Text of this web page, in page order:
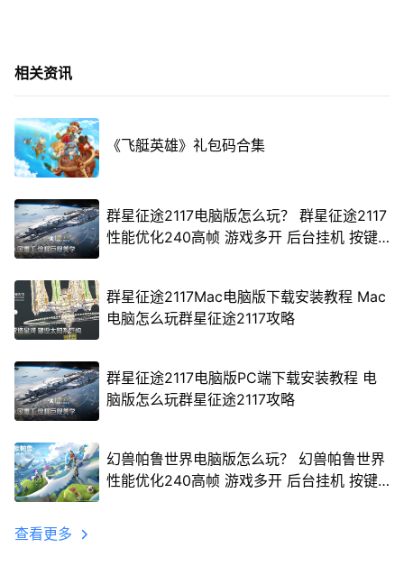
相关资讯
《飞艇英雄》礼包码合集
群星征途2117电脑版怎么玩？ 群星征途2117
性能优化240高帧 游戏多开 后台挂机 按键
群星征途2117Mac电脑版下载安装教程 Mac
电脑怎么玩群星征途2117攻略
群星征途2117电脑版PC端下载安装教程 电
脑版怎么玩群星征途2117攻略
幻兽帕鲁世界电脑版怎么玩？ 幻兽帕鲁世界
性能优化240高帧 游戏多开 后台挂机 按键
查看更多